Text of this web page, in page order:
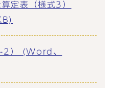
定表（様式3）
2） (Word、